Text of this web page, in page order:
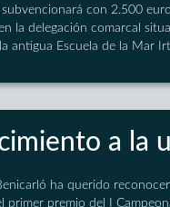
con 2.500
la delegación comarcal
antigua Escuela de la Mar
a la
ha querido
primer premio del I